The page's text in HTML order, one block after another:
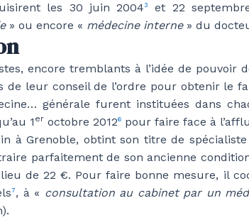
les 30 juin 20043 et 22
» ou encore « médecine interne» du
encore tremblants à l’idée de
de leur conseil de l’ordre pour obtenir le
générale furent instituées dans
1 er octobre 20126 pour faire face à
à Grenoble, obtint son titre de
parfaitement de son ancienne
de 22 €. Pour faire bonne mesure, il
7, à « consultation au cabinet par un